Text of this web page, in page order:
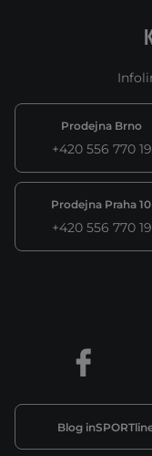
Prodejna Brno
+420 556 770
Prodejna Praha 10
+420 556 770
Blog
Facebook